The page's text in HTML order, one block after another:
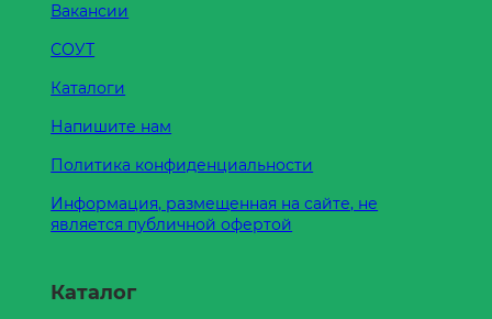
Вакансии
СОУТ
Каталоги
Напишите нам
Политика конфиденциальности
Информация, размещенная на сайте, не
является публичной офертой
Каталог